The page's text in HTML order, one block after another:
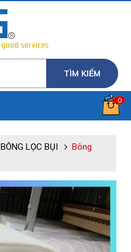
TÌM KIẾM
0
BÔNG LỌC BỤI
Bông